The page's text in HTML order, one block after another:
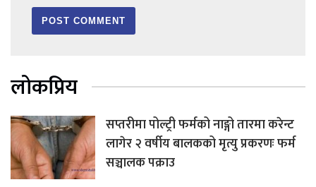
लोकप्रिय
सप्तरीमा पोल्ट्री फर्मको नाङ्गो तारमा करेन्ट
लागेर २ वर्षीय बालकको मृत्यु प्रकरणः फर्म
सञ्चालक पक्राउ